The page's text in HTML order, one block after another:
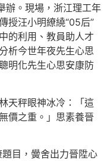
辦。現場，浙江理工年
授汪小明繚繞“05后”
的利用、教員助人才
析今世年夜先生心思
明化先生心思安康防
天秤眼神冰冷：「這
價之重。」思素養晉
目，黌舍出力晉陞心